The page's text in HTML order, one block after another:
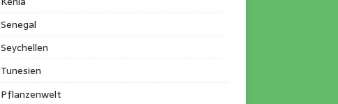
Senegal
Seychellen
Tunesien
Pflanzenwelt